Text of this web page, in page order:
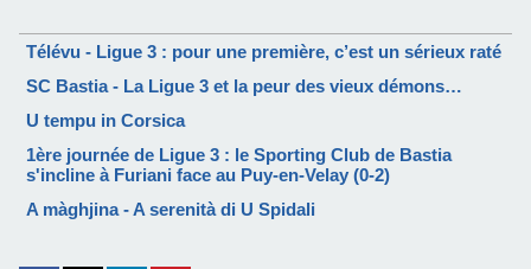
Télévu - Ligue 3 : pour une première, c’est un sérieux raté
SC Bastia - La Ligue 3 et la peur des vieux démons…
U tempu in Corsica
1ère journée de Ligue 3 : le Sporting Club de Bastia
s'incline à Furiani face au Puy-en-Velay (0-2)
A màghjina - A serenità di U Spidali